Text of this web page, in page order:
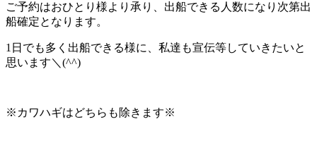
ご予約はおひとり様より承り、出船できる人数になり次第出
船確定となります。
1日でも多く出船できる様に、私達も宣伝等していきたいと
思います＼(^^)
※カワハギはどちらも除きます※